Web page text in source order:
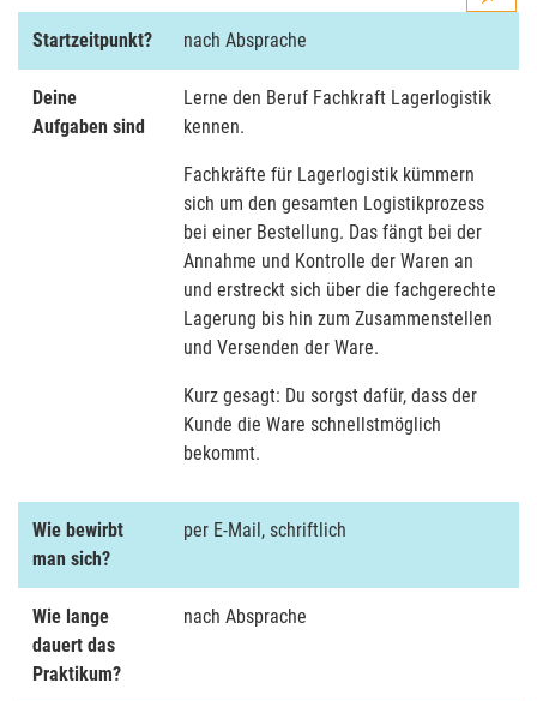
Startzeitpunkt? nach Absprache
Deine
Aufgaben sind
Lerne den Beruf Fachkraft Lagerlogistik
kennen.
Fachkräfte für Lagerlogistik kümmern
sich um den gesamten Logistikprozess
bei einer Bestellung. Das fängt bei der
Annahme und Kontrolle der Waren an
und erstreckt sich über die fachgerechte
Lagerung bis hin zum Zusammenstellen
und Versenden der Ware.
Kurz gesagt: Du sorgst dafür, dass der
Kunde die Ware schnellstmöglich
bekommt.
Wie bewirbt
man sich?
per E-Mail, schriftlich
Wie lange
dauert das
Praktikum?
nach Absprache